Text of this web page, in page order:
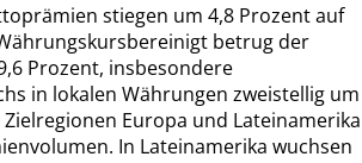
stiegen um 4,8 Prozent auf
betrug der
Prozent, insbesondere
in lokalen Währungen zweistellig um
Zielregionen Europa und Lateinamerika
In Lateinamerika wuchsen